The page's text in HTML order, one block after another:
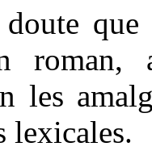
roman,
les
lexicales.